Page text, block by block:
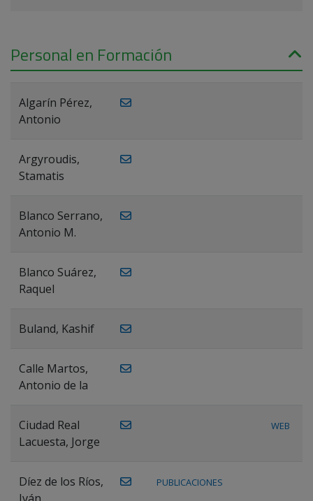
Personal en Formación
Algarín Pérez,
Antonio
Argyroudis,
Stamatis
Blanco Serrano,
Antonio M.
Blanco Suárez,
Raquel
Buland, Kashif
Calle Martos,
Antonio de la
Ciudad Real
Lacuesta, Jorge
WEB
Díez de los Ríos,
PUBLICACIONES